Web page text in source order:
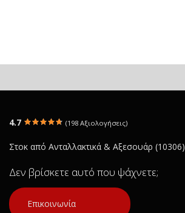
4.7 (198 Αξιολογήσεις)
Στοκ από Ανταλλακτικά & Αξεσουάρ (10306)
Δεν βρίσκετε αυτό που ψάχνετε;
Επικοινωνία